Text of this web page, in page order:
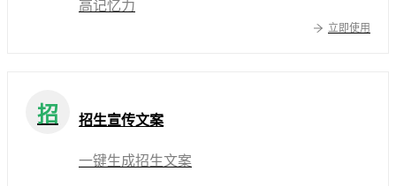
高记忆力
立即使用
招 招生宣传文案
一键生成招生文案